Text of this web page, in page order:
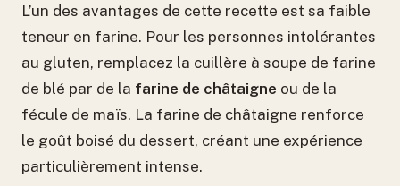
L’un des avantages de cette recette est sa faible
teneur en farine. Pour les personnes intolérantes
au gluten, remplacez la cuillère à soupe de farine
de blé par de la farine de châtaigne ou de la
fécule de maïs. La farine de châtaigne renforce
le goût boisé du dessert, créant une expérience
particulièrement intense.